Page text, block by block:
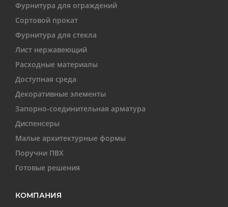
Фурнитура для ограждений
Сортовой прокат
Фурнитура для стекла
Лист нержавеющий
Расходные материалы
Доступная среда
Декоративные элементы
Запорно-соединительная арматура
Диспенсеры
Малые архитектурные формы
Поручни ПВХ
Готовые решения
КОМПАНИЯ